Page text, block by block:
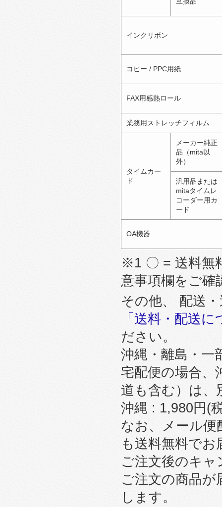
インクリボン
コピー / PPC用紙
FAX用感熱ロール
業務用ストレッチフィルム
タイムカー
ド
メーカー純正
品（mita以
外）
汎用品または
mitaタイムレ
コーダー用カ
ード
OA機器
※1 〇 = 送料無
意事項欄をご確
その他、 配送
「送料・配送
ださい。
沖縄・離島・一
宅配便の場合、
道も含む）は、
沖縄 : 1,980円(
なお、メール便
も送料無料で
ご注文後のキ
ご注文の商品
します。